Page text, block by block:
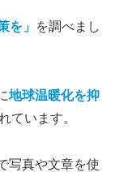
を」 を調べまし
地球温暖化を抑
ています。
写真や文章を使